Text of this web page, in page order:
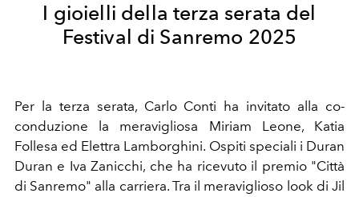
I gioielli della terza serata del
Festival di Sanremo 2025
Per la terza serata, Carlo Conti ha invitato alla co-
conduzione la meravigliosa Miriam Leone, Katia
Follesa ed Elettra Lamborghini. Ospiti speciali i Duran
Duran e Iva Zanicchi, che ha ricevuto il premio "Città
di Sanremo" alla carriera. Tra il meraviglioso look di Jil